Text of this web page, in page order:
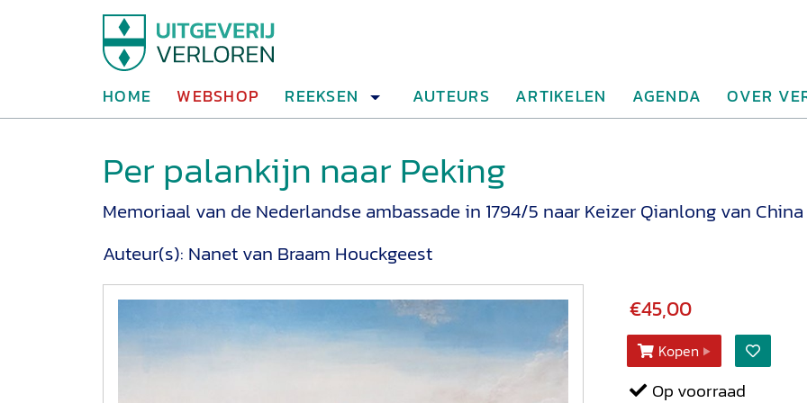
HOME WEBSHOP REEKSEN AUTEURS ARTIKELEN AGENDA OVER
Per palankijn naar Peking
Memoriaal van de Nederlandse ambassade in 1794/5 naar Keizer Qianlong van China
Auteur(s): Nanet van Braam Houckgeest
€45,00
Kopen
Op voorraad